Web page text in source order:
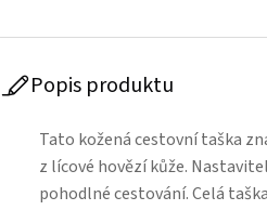
Popis produktu
Tato kožená cestovní taška
z lícové hovězí kůže.
pohodlné cestování. Celá